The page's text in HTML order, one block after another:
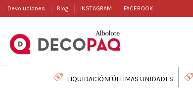
Devoluciones Blog INSTAGRAM FACEBOOK
LIQUIDACIÓN! ÚLTIMAS UNIDADES